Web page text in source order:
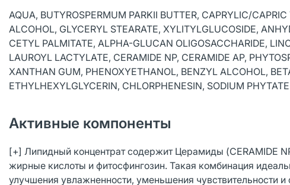
AQUA, BUTYROSPERMUM PARKII BUTTER, CAPRYLIC/
ALCOHOL, GLYCERYL STEARATE, XYLITYLGLUCOSIDE,
CETYL PALMITATE, ALPHA-GLUCAN OLIGOSACCHARIDE,
LAUROYL LACTYLATE, CERAMIDE NP, CERAMIDE AP,
XANTHAN GUM, PHENOXYETHANOL, BENZYL ALCOHOL,
ETHYLHEXYLGLYCERIN, CHLORPHENESIN, SODIUM
Активные компоненты
[+] Липидный концентрат содержит Церамиды (CERAMIDE
жирные кислоты и фитосфингозин. Такая комбинация
улучшения увлажненности, уменьшения чувствительности и